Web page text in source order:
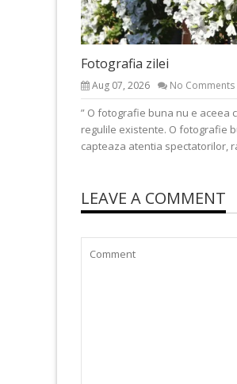
Fotografia zilei
Aug 07, 2026 No Comments
” O fotografie buna nu e aceea
regulile existente. O fotografie
capteaza atentia spectatorilor,
LEAVE A COMMENT